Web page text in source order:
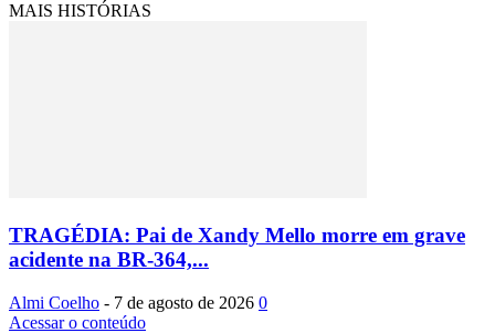
MAIS HISTÓRIAS
TRAGÉDIA: Pai de Xandy Mello morre em grave
acidente na BR-364,...
Almi Coelho - 7 de agosto de 2026 0
Acessar o conteúdo